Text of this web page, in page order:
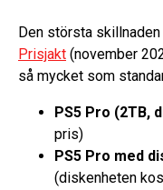
Den största
Prisjakt (november
så mycket som
PS5 Pro (2TB,
pris)
PS5 Pro med
(diskenheten